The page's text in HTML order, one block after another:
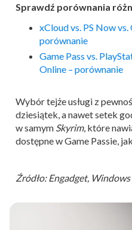
Sprawdź porównania
xCloud vs. PS Now
porównanie
Game Pass vs.
Online – porównanie
Wybór tejże usługi z
dziesiątek, a nawet setek
w samym Skyrim, które
dostępne w Game Passie,
Źródło: Engadget,